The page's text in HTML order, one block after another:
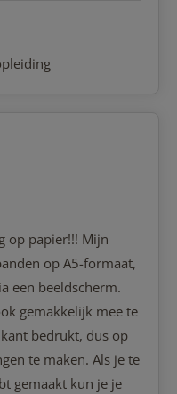
op papier!!! Mijn
op A5-formaat,
een beeldscherm.
gemakkelijk mee te
bedrukt, dus op
te maken. Als je te
gemaakt kun je je